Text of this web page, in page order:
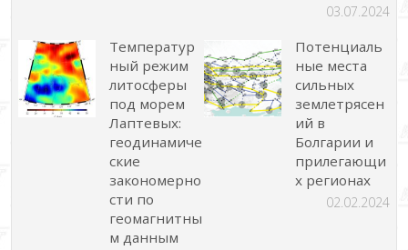
03.07.2024
Температур
ный режим
литосферы
под морем
Лаптевых:
геодинамиче
ские
закономерно
сти по
геомагнитны
м данным
Потенциаль
ные места
сильных
землетрясен
ий в
Болгарии и
прилегающи
х регионах
02.02.2024